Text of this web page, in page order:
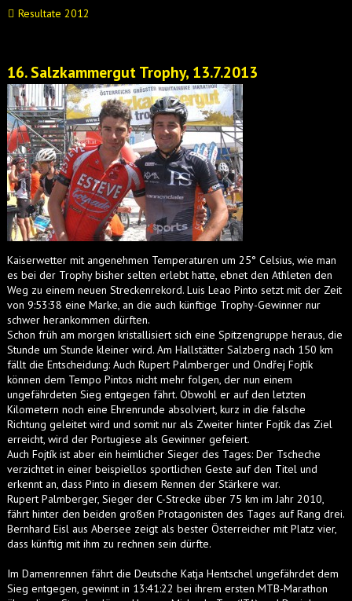
Resultate 2012
16. Salzkammergut Trophy, 13.7.2013
Kaiserwetter mit angenehmen Temperaturen um 25° Celsius, wie man
es bei der Trophy bisher selten erlebt hatte, ebnet den Athleten den
Weg zu einem neuen Streckenrekord. Luis Leao Pinto setzt mit der Zeit
von 9:53:38 eine Marke, an die auch künftige Trophy-Gewinner nur
schwer herankommen dürften.
Schon früh am morgen kristallisiert sich eine Spitzengruppe heraus, die
Stunde um Stunde kleiner wird. Am Hallstätter Salzberg nach 150 km
fällt die Entscheidung: Auch Rupert Palmberger und Ondřej Fojtík
können dem Tempo Pintos nicht mehr folgen, der nun einem
ungefährdeten Sieg entgegen fährt. Obwohl er auf den letzten
Kilometern noch eine Ehrenrunde absolviert, kurz in die falsche
Richtung geleitet wird und somit nur als Zweiter hinter Fojtík das Ziel
erreicht, wird der Portugiese als Gewinner gefeiert.
Auch Fojtík ist aber ein heimlicher Sieger des Tages: Der Tscheche
verzichtet in einer beispiellos sportlichen Geste auf den Titel und
erkennt an, dass Pinto in diesem Rennen der Stärkere war.
Rupert Palmberger, Sieger der C-Strecke über 75 km im Jahr 2010,
fährt hinter den beiden großen Protagonisten des Tages auf Rang drei.
Bernhard Eisl aus Abersee zeigt als bester Österreicher mit Platz vier,
dass künftig mit ihm zu rechnen sein dürfte.
Im Damenrennen fährt die Deutsche Katja Hentschel ungefährdet dem
Sieg entgegen, gewinnt in 13:41:22 bei ihrem ersten MTB-Marathon